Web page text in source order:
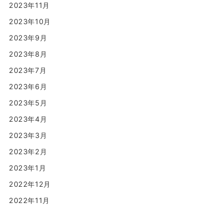
2023年11月
2023年10月
2023年9月
2023年8月
2023年7月
2023年6月
2023年5月
2023年4月
2023年3月
2023年2月
2023年1月
2022年12月
2022年11月